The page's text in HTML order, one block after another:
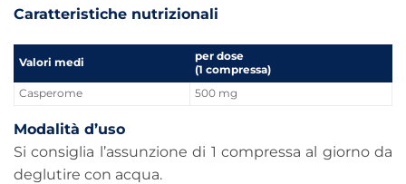
Caratteristiche nutrizionali
Valori medi
per dose
(1 compressa)
Casperome
500 mg
Modalità d’uso
Si consiglia l’assunzione di 1 compressa al giorno da
deglutire con acqua.